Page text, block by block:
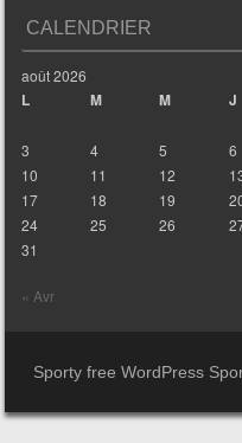
CALENDRIER
août 2026
L M M J
3
4 5 6
10
11 12
17
18 19
24
25 26
31
« Avr
Sporty free WordPress